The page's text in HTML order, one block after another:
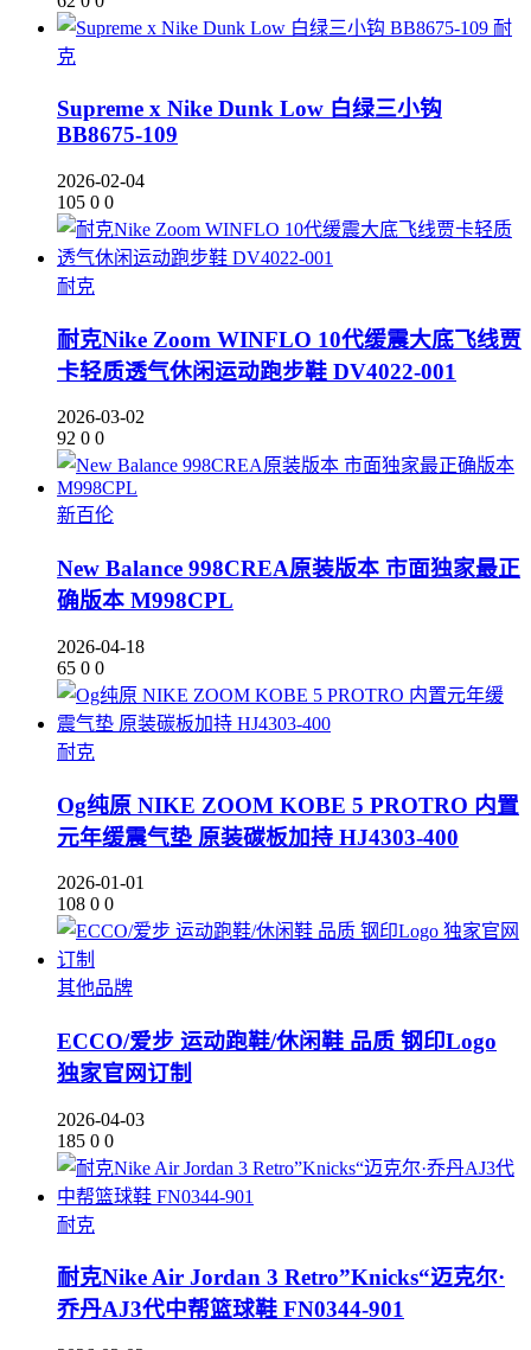
耐
克
Supreme x Nike Dunk Low 白绿三小钩
BB8675-109
2026-02-04
105 0 0
耐克
耐克Nike Zoom WINFLO 10代缓震大底飞线贾
卡轻质透气休闲运动跑步鞋 DV4022-001
2026-03-02
92 0 0
新百伦
New Balance 998CREA原装版本 市面独家最正
确版本 M998CPL
2026-04-18
65 0 0
耐克
Og纯原 NIKE ZOOM KOBE 5 PROTRO 内置
元年缓震气垫 原装碳板加持 HJ4303-400
2026-01-01
108 0 0
其他品牌
ECCO/爱步 运动跑鞋/休闲鞋 品质 钢印Logo
独家官网订制
2026-04-03
185 0 0
耐克
耐克Nike Air Jordan 3 Retro”Knicks“迈克尔·
乔丹AJ3代中帮篮球鞋 FN0344-901